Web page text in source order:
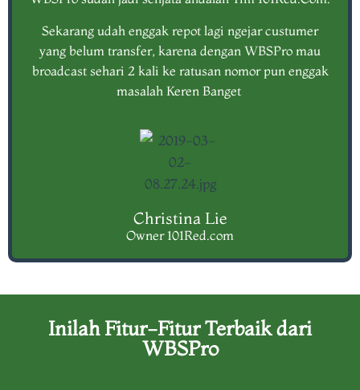
Sekarang udah enggak repot lagi ngejar custumer
yang belum transfer, karena dengan WBSPro mau
broadcast sehari 2 kali ke ratusan nomor pun enggak
masalah Keren Banget
Christina Lie
Owner 101Red.com
Inilah Fitur-Fitur Terbaik dari
WBSPro